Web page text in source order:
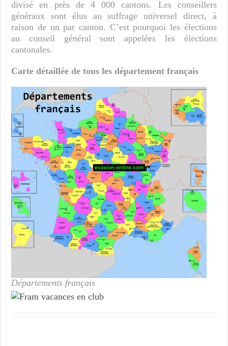
divisé en près de 4 000 cantons. Les conseillers
généraux sont élus au suffrage universel direct, à
raison de un par canton. C’est pourquoi les élections
au conseil général sont appelées les élections
cantonales.
Carte détaillée de tous les département français
Départements français